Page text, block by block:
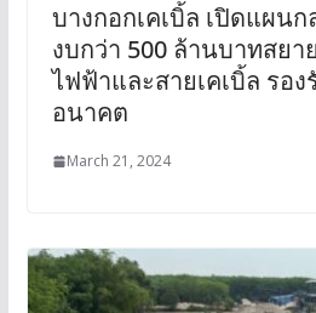
บางกอกเคเบิ้ล เปิดแผน
งบกว่า 500 ล้านบาทสย
ไฟฟ้าและสายเคเบิ้ล รอ
อนาคต
March 21, 2024